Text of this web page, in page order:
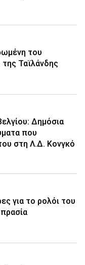
του
της Ταϊλάνδης
Δημόσια
που
στη Λ.Δ. Κονγκό
για το ρολόι του